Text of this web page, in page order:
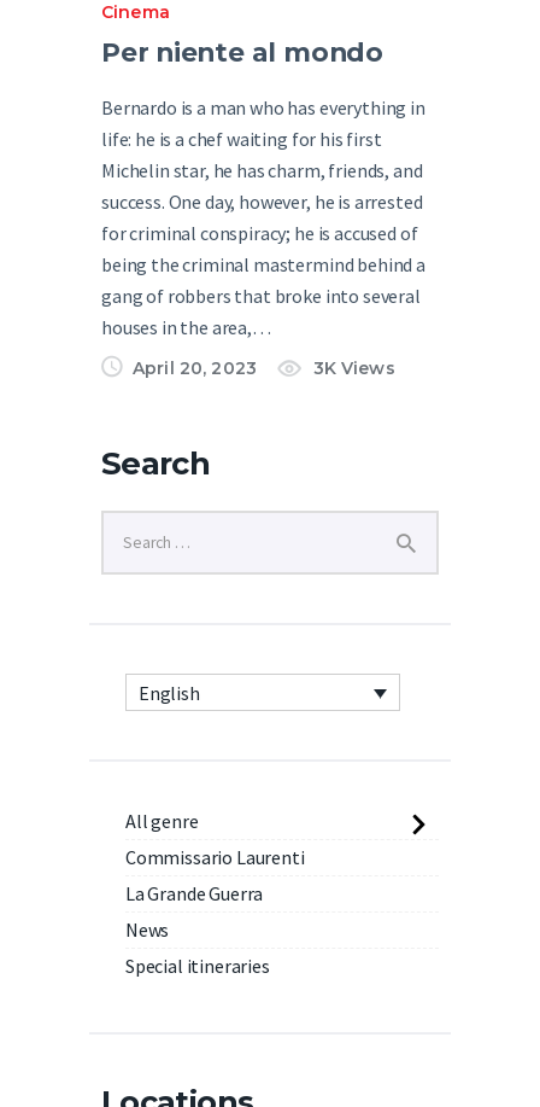
Cinema
Per niente al mondo
Bernardo is a man who has everything in
life: he is a chef waiting for his first
Michelin star, he has charm, friends, and
success. One day, however, he is arrested
for criminal conspiracy; he is accused of
being the criminal mastermind behind a
gang of robbers that broke into several
houses in the area,…
April 20, 2023 3K Views
Search
English
All genre
Commissario Laurenti
La Grande Guerra
News
Special itineraries